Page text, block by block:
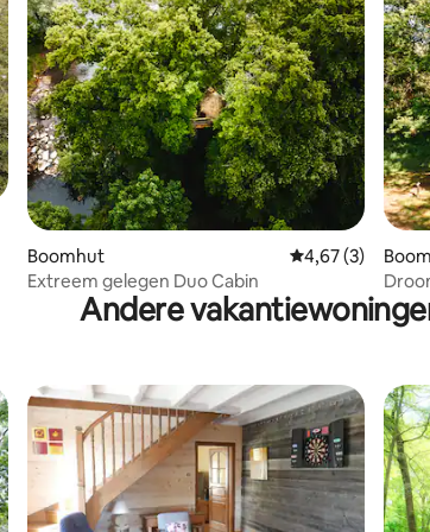
Boomhut Gemiddelde
4,67 (3)
Extreem gelegen Duo Cabin
Andere